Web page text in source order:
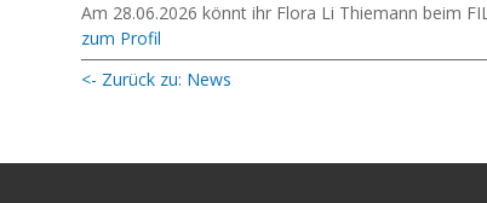
Am 28.06.2026 könnt ihr Flora Li Thiemann beim
zum Profil
<- Zurück zu: News